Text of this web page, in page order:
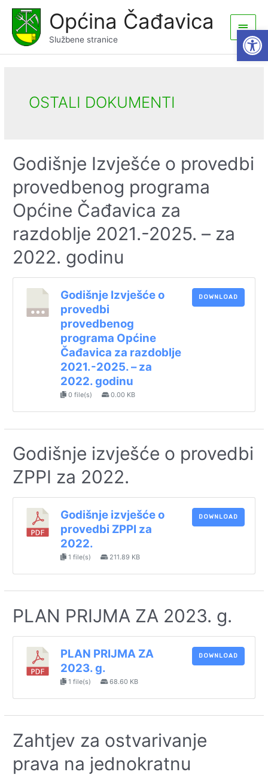
content
Općina Čađavica
Službene stranice
Main
Menu
OSTALI DOKUMENTI
Godišnje Izvješće o provedbi
provedbenog programa
Općine Čađavica za
razdoblje 2021.-2025. – za
2022. godinu
Godišnje Izvješće o
provedbi
provedbenog
programa Općine
Čađavica za razdoblje
2021.-2025. – za
2022. godinu
0 file(s) 0.00 KB
DOWNLOAD
Godišnje izvješće o provedbi
ZPPI za 2022.
Godišnje izvješće o
provedbi ZPPI za
2022.
1 file(s) 211.89 KB
DOWNLOAD
PLAN PRIJMA ZA 2023. g.
PLAN PRIJMA ZA
2023. g.
1 file(s) 68.60 KB
DOWNLOAD
Zahtjev za ostvarivanje
prava na jednokratnu